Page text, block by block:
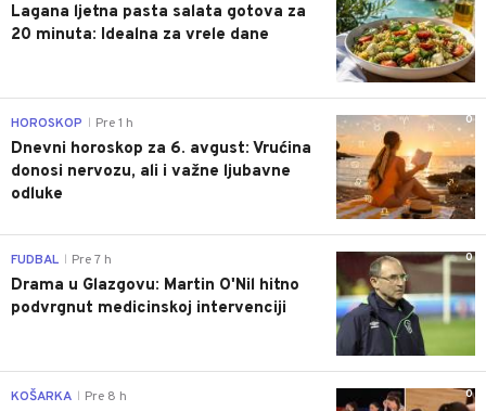
Lagana ljetna pasta salata gotova za
20 minuta: Idealna za vrele dane
0
HOROSKOP Pre 1 h
Dnevni horoskop za 6. avgust: Vrućina
donosi nervozu, ali i važne ljubavne
odluke
0
FUDBAL Pre 7 h
Drama u Glazgovu: Martin O'Nil hitno
podvrgnut medicinskoj intervenciji
0
KOŠARKA Pre 8 h